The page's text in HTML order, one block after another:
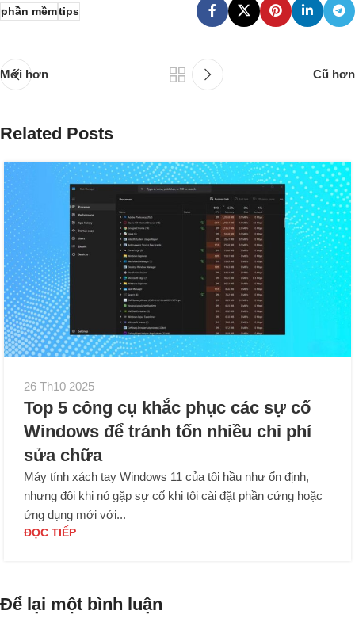
phần mềmtips
Mới hơn Cũ hơn
Related Posts
26 Th10 2025
Top 5 công cụ khắc phục các sự cố
Windows để tránh tốn nhiều chi phí
sửa chữa
Máy tính xách tay Windows 11 của tôi hầu như ổn định,
nhưng đôi khi nó gặp sự cố khi tôi cài đặt phần cứng hoặc
ứng dụng mới với...
ĐỌC TIẾP
Để lại một bình luận